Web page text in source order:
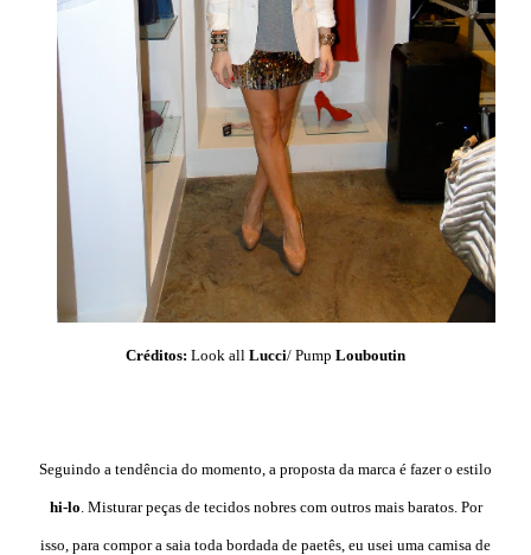
Créditos: Look all Lucci/ Pump Louboutin
Seguindo a tendência do momento, a proposta da marca é fazer o estilo
hi-lo . Misturar peças de tecidos nobres com outros mais baratos. Por
isso, para compor a saia toda bordada de paetês, eu usei uma camisa de